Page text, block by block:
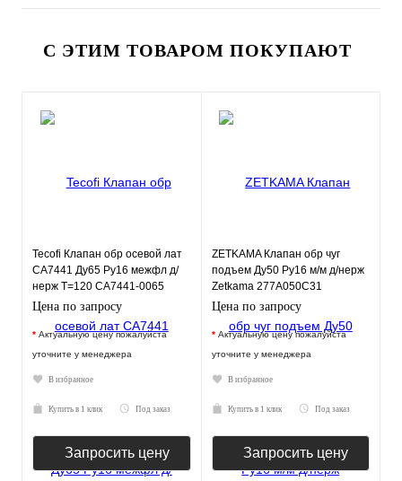
С ЭТИМ ТОВАРОМ ПОКУПАЮТ
Tecofi Клапан обр осевой лат
CA7441 Ду65 Ру16 межфл д/
нерж T=120 CA7441-0065
Tecofi
Цена по запросу
* Актуальную цену пожалуйста
уточните у менеджера
В избранное
Купить в 1 клик Под заказ
Запросить цену
ZETKAMA Клапан обр чуг
подъем Ду50 Ру16 м/м д/нерж
Zetkama 277A050C31
Цена по запросу
* Актуальную цену пожалуйста
уточните у менеджера
В избранное
Купить в 1 клик Под заказ
Запросить цену